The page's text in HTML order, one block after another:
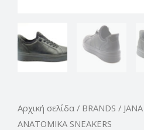
Αρχική σελίδα / BRANDS / JANA
ΑΝΑΤΟΜΙΚΑ SNEAKERS